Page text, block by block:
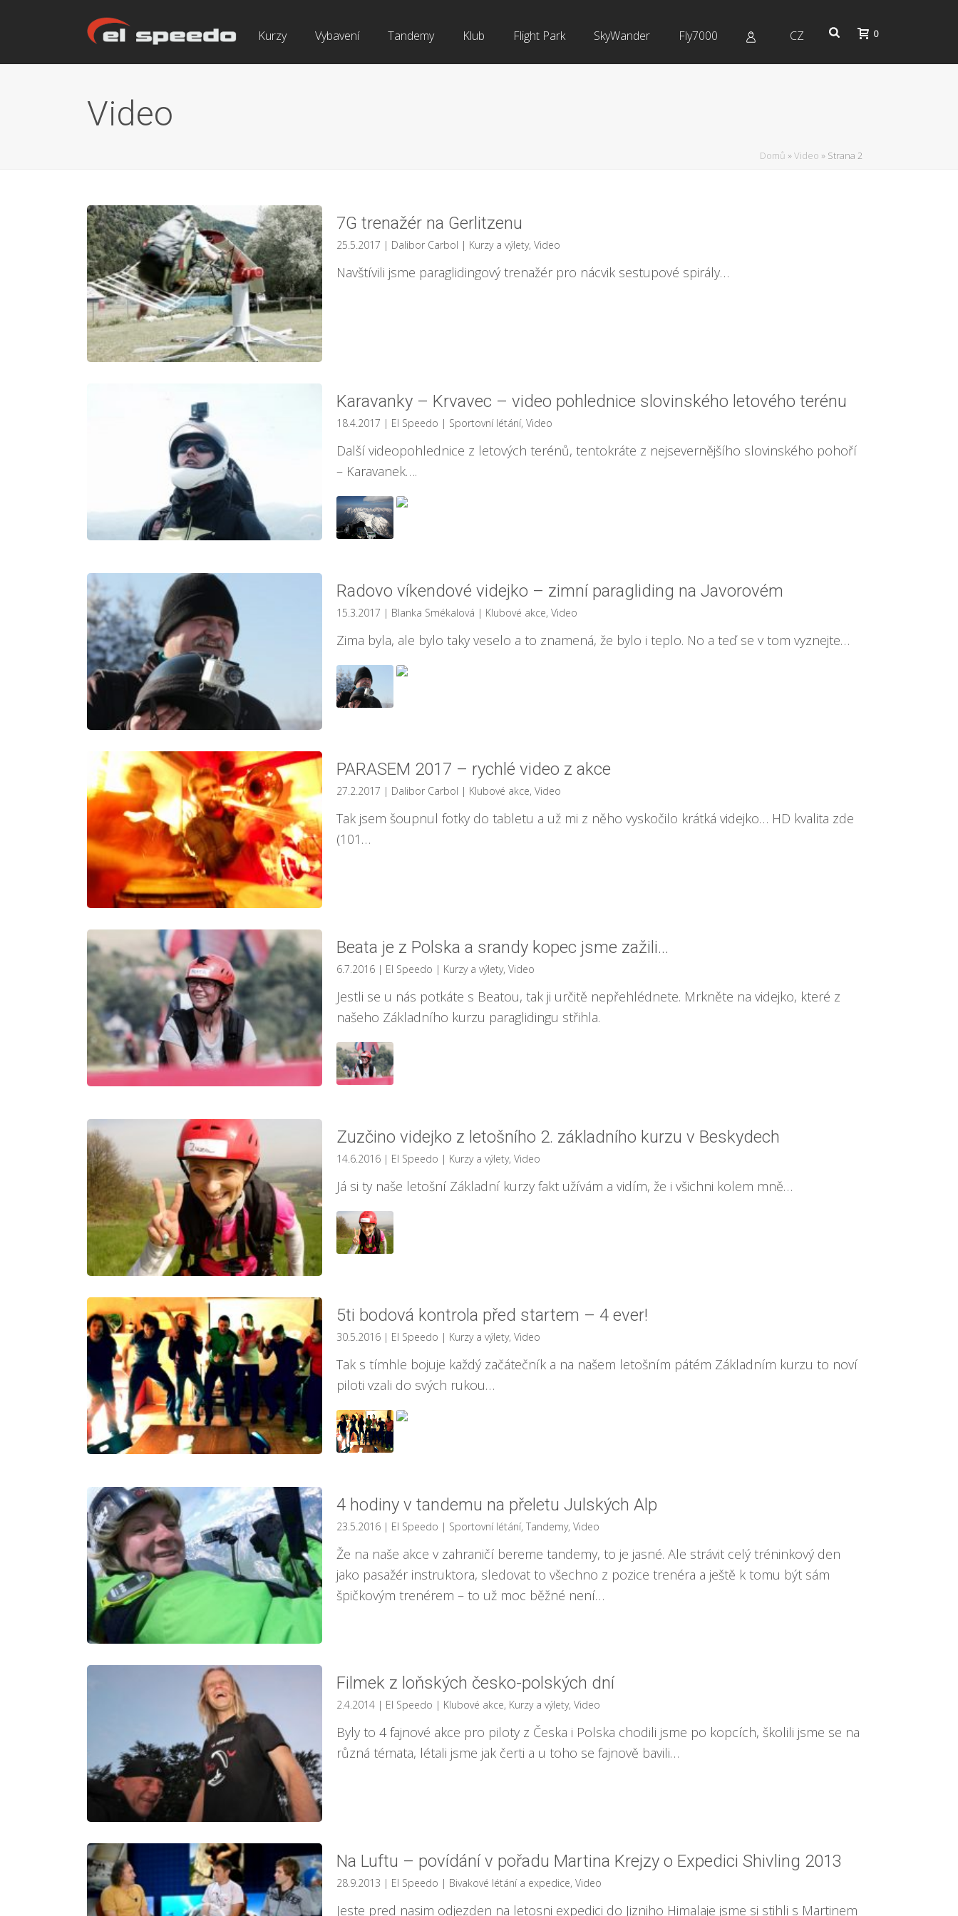
Kurzy Vybavení Tandemy Klub Flight Park SkyWander Fly7000 CZ 0
Video
Domů »Video » Strana 2
7G trenažér na Gerlitzenu
25.5.2017 | Dalibor Carbol | Kurzy a výlety, Video
Navštívili jsme paraglidingový trenažér pro nácvik sestupové spirály…
Karavanky – Krvavec – video pohlednice slovinského letového terénu
18.4.2017 | El Speedo | Sportovní létání, Video
Další videopohlednice z letových terénů, tentokráte z nejsevernějšího slovinského pohoří
– Karavanek….
Radovo víkendové videjko – zimní paragliding na Javorovém
15.3.2017 | Blanka Smékalová | Klubové akce, Video
Zima byla, ale bylo taky veselo a to znamená, že bylo i teplo. No a teď se v tom vyznejte…
PARASEM 2017 – rychlé video z akce
27.2.2017 | Dalibor Carbol | Klubové akce, Video
Tak jsem šoupnul fotky do tabletu a už mi z něho vyskočilo krátká videjko… HD kvalita zde
(101…
Beata je z Polska a srandy kopec jsme zažili…
6.7.2016 | El Speedo | Kurzy a výlety, Video
Jestli se u nás potkáte s Beatou, tak ji určitě nepřehlédnete. Mrkněte na videjko, které z
našeho Základního kurzu paraglidingu střihla.
Zuzčino videjko z letošního 2. základního kurzu v Beskydech
14.6.2016 | El Speedo | Kurzy a výlety, Video
Já si ty naše letošní Základní kurzy fakt užívám a vidím, že i všichni kolem mně…
5ti bodová kontrola před startem – 4 ever!
30.5.2016 | El Speedo | Kurzy a výlety, Video
Tak s tímhle bojuje každý začátečník a na našem letošním pátém Základním kurzu to noví
piloti vzali do svých rukou…
4 hodiny v tandemu na přeletu Julských Alp
23.5.2016 | El Speedo | Sportovní létání, Tandemy, Video
Že na naše akce v zahraničí bereme tandemy, to je jasné. Ale strávit celý tréninkový den
jako pasažér instruktora, sledovat to všechno z pozice trenéra a ještě k tomu být sám
špičkovým trenérem – to už moc běžné není…
Filmek z loňských česko-polských dní
2.4.2014 | El Speedo | Klubové akce, Kurzy a výlety, Video
Byly to 4 fajnové akce pro piloty z Česka i Polska chodili jsme po kopcích, školili jsme se na
různá témata, létali jsme jak čerti a u toho se fajnově bavili…
Na Luftu – povídání v pořadu Martina Krejzy o Expedici Shivling 2013
28.9.2013 | El Speedo | Bivakové létání a expedice, Video
Jeste pred nasim odjezden na letosni expedici do Jizniho Himalaje jsme si stihli s Martinem